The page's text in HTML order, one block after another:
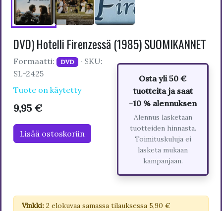
DVD) Hotelli Firenzessä (1985) SUOMIKANNET
Formaatti: DVD · SKU:
SL-2425
Tuote on käytetty
9,95 €
Lisää ostoskoriin
Osta yli 50 €
tuotteita ja saat
-10 % alennuksen
Alennus lasketaan
tuotteiden hinnasta.
Toimituskuluja ei
lasketa mukaan
kampanjaan.
Vinkki: 2 elokuvaa samassa tilauksessa 5,90 €